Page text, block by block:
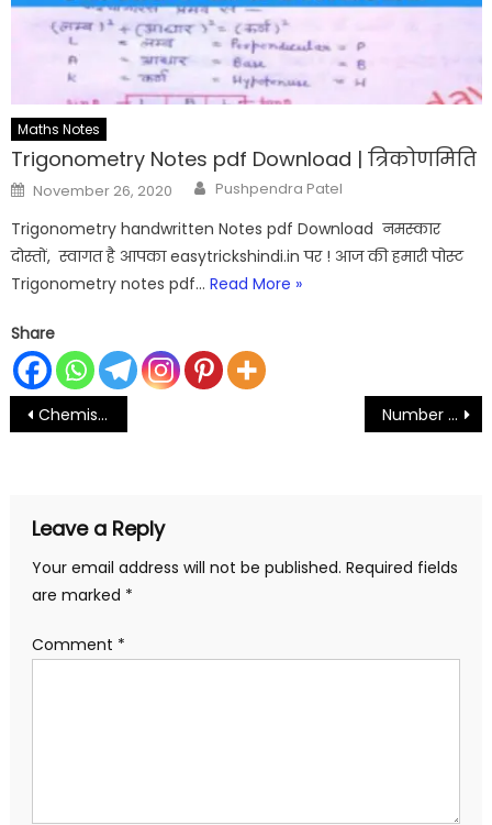
Maths Notes
Trigonometry Notes pdf Download | त्रिकोणमिति
Posted
on
November 26, 2020 Author
Pushpendra Patel
Trigonometry handwritten Notes pdf Download नमस्कार
दोस्तों, स्वागत है आपका easytrickshindi.in पर ! आज की हमारी पोस्ट
Trigonometry notes pdf…Read More »
Share
Post
Chemistry objective Questions Answers PDF in Hindi | रसायन विज्ञान Number System Notes Pdf download | संख्या पद्धति
Leave a Reply
Your email address will not be published. Required fields
are marked *
Comment *